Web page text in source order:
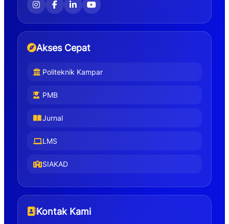
Akses Cepat
Politeknik Kampar
PMB
Jurnal
LMS
SIAKAD
Kontak Kami